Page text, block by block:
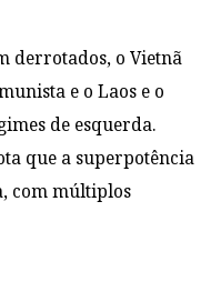
derrotados, o Vietnã
e o Laos e o
de esquerda.
que a superpotência
com múltiplos